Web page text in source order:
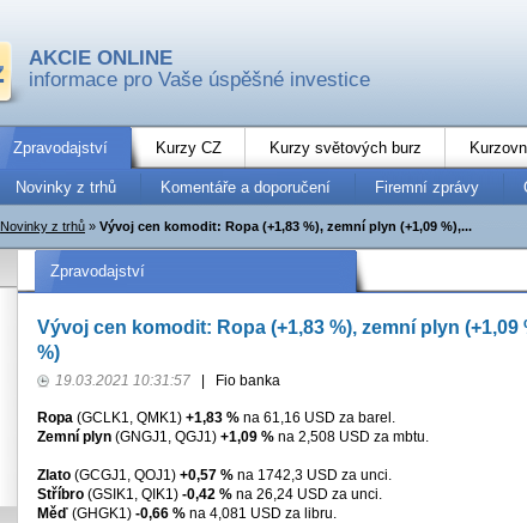
AKCIE ONLINE
informace pro Vaše úspěšné investice
Zpravodajství Kurzy CZ Kurzy světových burz
Novinky z trhů Komentáře a doporučení Firemní zprávy
Novinky z trhů » Vývoj cen komodit: Ropa (+1,83 %), zemní plyn (+1,09 %),...
Zpravodajství
Vývoj cen komodit: Ropa (+1,83 %), zemní plyn (+1,09
%)
19.03.2021 10:31:57 Fio banka
Ropa (GCLK1, QMK1) +1,83 % na 61,16 USD za barel.
Zemní plyn (GNGJ1, QGJ1) +1,09 % na 2,508 USD za mbtu.
Zlato (GCGJ1, QOJ1) +0,57 % na 1742,3 USD za unci.
Stříbro (GSIK1, QIK1) -0,42 % na 26,24 USD za unci.
Měď (GHGK1) -0,66 % na 4,081 USD za libru.